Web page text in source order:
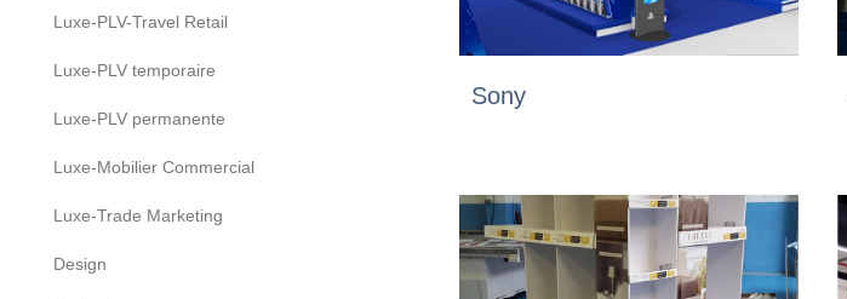
Luxe-PLV-Travel Retail
Luxe-PLV temporaire
Luxe-PLV permanente
Luxe-Mobilier Commercial
Luxe-Trade Marketing
Design
Sony